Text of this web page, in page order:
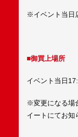
※イベント当日
■御買上場所
イベント当日
※変更になる場
イートにてお知